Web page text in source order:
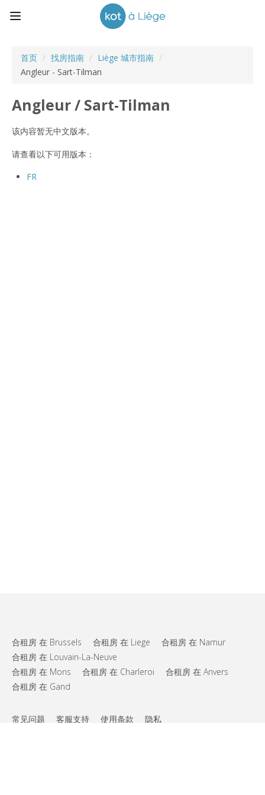
首页 / 找房指南 / Liège 城市指南 /
Angleur - Sart-Tilman
Angleur / Sart-Tilman
该内容暂无中文版本。
请查看以下可用版本：
FR
合租房 在 Brussels 合租房 在 Liege
合租房 在 Namur
合租房 在 Louvain-La-Neuve
合租房 在 Mons
合租房 在 Charleroi
合租房 在 Anvers
合租房 在 Gand
常见问题 客服支持 使用条款 隐私